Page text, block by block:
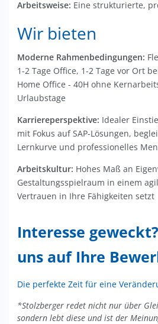
Arbeitsweise: Eine strukturierte,
Wir bieten
Moderne Rahmenbedingungen:
1-2 Tage Office, 1-2 Tage vor Ort
Home Office - 40H ohne
Urlaubstage
Karriereperspektive: Idealer
mit Fokus auf SAP-Lösungen,
Lernkurve und professionelles
Arbeitskultur: Hohes Maß an
Gestaltungsspielraum in einem
Vertrauen in Ihre Fähigkeiten setzt
Interesse
uns auf Ihre
Die perfekte Zeit für eine
*Stolzberger redet nicht nur über
sondern lebt diese und ist der